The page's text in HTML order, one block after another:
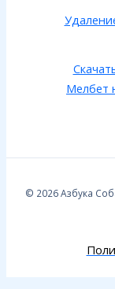
Мелбет
© 2026 Азбука